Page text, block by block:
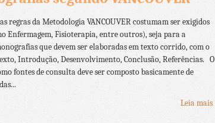
regras da Metodologia VANCOUVER costumam ser exigidos
Enfermagem, Fisioterapia, entre outros), seja para a
que devem ser elaboradas em texto corrido, com o
Introdução, Desenvolvimento, Conclusão, Referências. O
fontes de consulta deve ser composto basicamente de
Leia mais